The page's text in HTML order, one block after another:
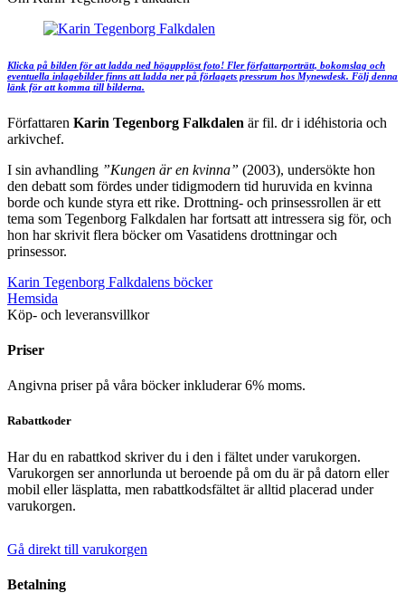
Klicka på bilden för att ladda ned högupplöst foto! Fler författarporträtt, bokomslag och
eventuella inlagebilder finns att ladda ner på förlagets pressrum hos Mynewdesk. Följ denna
länk för att komma till bilderna.
Författaren Karin Tegenborg Falkdalen är fil. dr i idéhistoria och
arkivchef.
I sin avhandling ”Kungen är en kvinna” (2003), undersökte hon
den debatt som fördes under tidigmodern tid huruvida en kvinna
borde och kunde styra ett rike. Drottning- och prinsessrollen är ett
tema som Tegenborg Falkdalen har fortsatt att intressera sig för, och
hon har skrivit flera böcker om Vasatidens drottningar och
prinsessor.
Karin Tegenborg Falkdalens böcker
Hemsida
Köp- och leveransvillkor
Priser
Angivna priser på våra böcker inkluderar 6% moms.
Rabattkoder
Har du en rabattkod skriver du i den i fältet under varukorgen.
Varukorgen ser annorlunda ut beroende på om du är på datorn eller
mobil eller läsplatta, men rabattkodsfältet är alltid placerad under
varukorgen.
Gå direkt till varukorgen
Betalning